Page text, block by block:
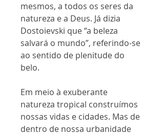
mesmos, a todos os seres da
natureza e a Deus. Já dizia
Dostoievski que “a beleza
salvará o mundo”, referindo-se
ao sentido de plenitude do
belo.
Em meio à exuberante
natureza tropical construímos
nossas vidas e cidades. Mas de
dentro de nossa urbanidade